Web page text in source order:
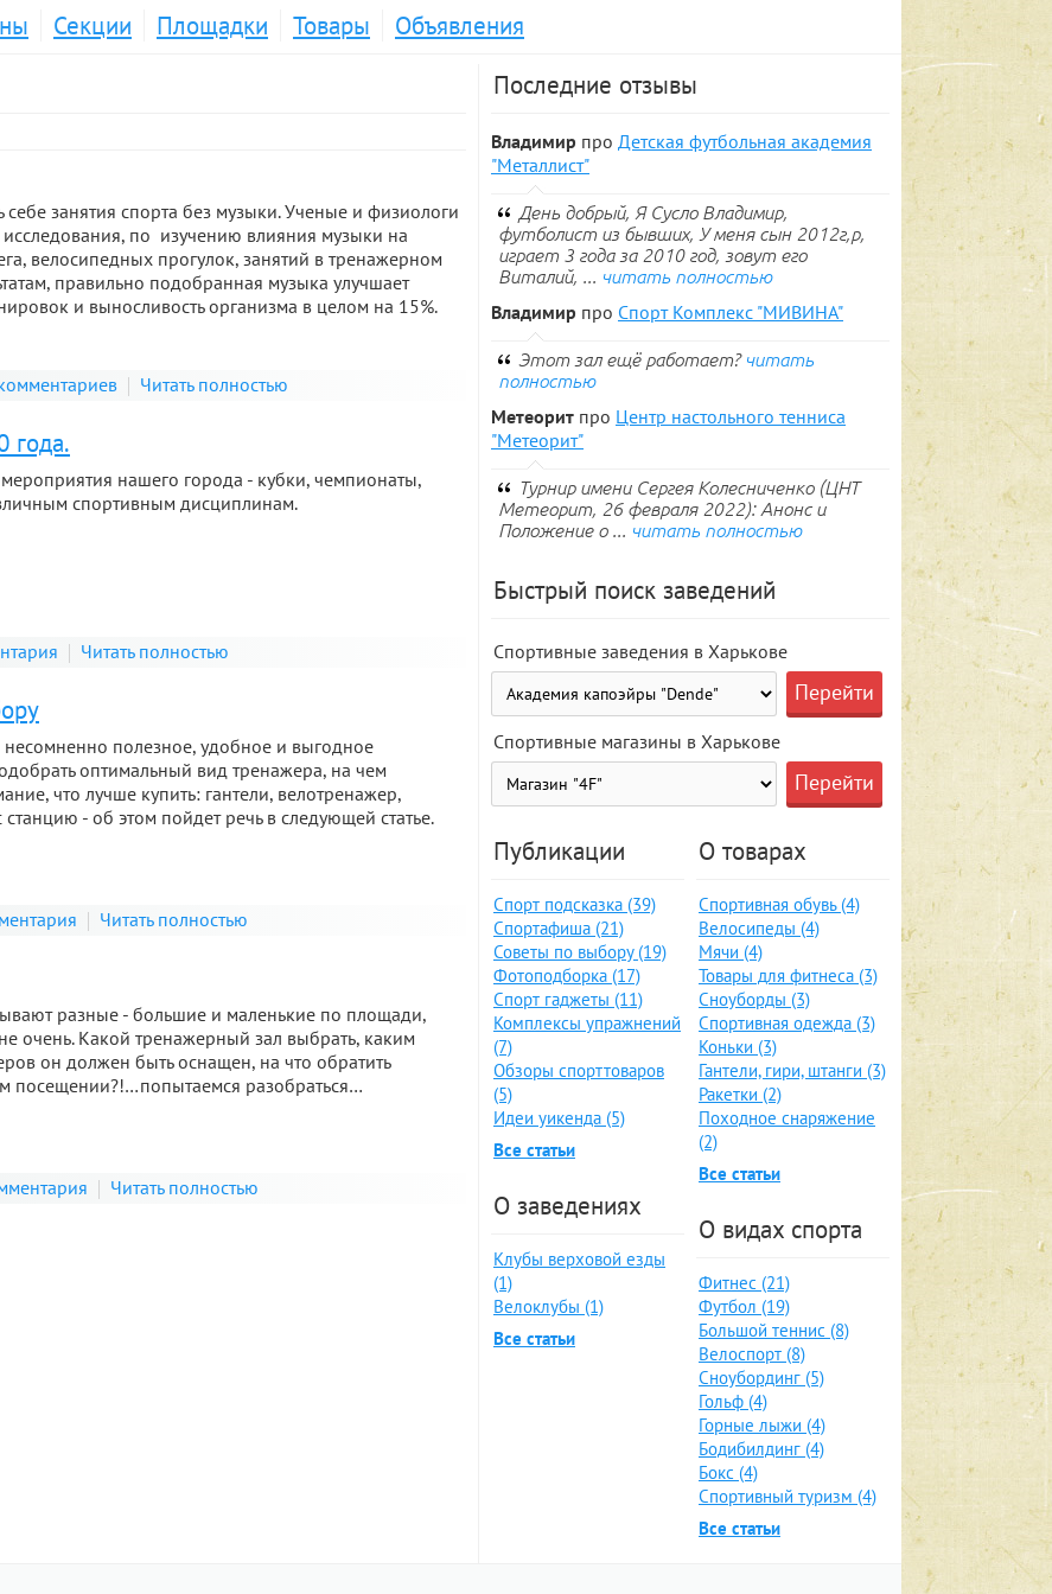
Секции Площадки Товары
Объявления
себе занятия спорта без музыки. Ученые и физиологи
по изучению влияния музыки на
велосипедных прогулок, занятий в тренажерном
правильно подобранная музыка улучшает
и выносливость организма в целом на 15%.
Читать полностью
года.
нашего города - кубки, чемпионаты,
спортивным дисциплинам.
Читать полностью
полезное, удобное и выгодное
оптимальный вид тренажера, на чем
что лучше купить: гантели, велотренажер,
- об этом пойдет речь в следующей статье.
Читать полностью
разные - большие и маленькие по площади,
очень. Какой тренажерный зал выбрать, каким
он должен быть оснащен, на что обратить
посещении?!…попытаемся разобраться…
Читать полностью
Последние отзывы
Владимир про Детская футбольная академия
"Металлист"
День добрый, Я Сусло Владимир,
футболист из бывших, У меня сын 2012г,р,
играет 3 года за 2010 год, зовут его
Виталий, ... читать полностью
Владимир про Спорт Комплекс "МИВИНА"
Этот зал ещё работает? читать
полностью
Метеорит про Центр настольного тенниса
"Метеорит"
Турнир имени Сергея Колесниченко (ЦНТ
Метеорит, 26 февраля 2022): Анонс и
Положение о ... читать полностью
Быстрый поиск заведений
Спортивные заведения в Харькове
Спортивные магазины в Харькове
Публикации
Спорт подсказка (39)
Спортафиша (21)
Советы по выбору (19)
Фотоподборка (17)
Спорт гаджеты (11)
Комплексы упражнений
(7)
Обзоры спорттоваров
(5)
Идеи уикенда (5)
Все статьи
О заведениях
Клубы верховой езды
(1)
Велоклубы (1)
Все статьи
О товарах
Спортивная обувь (4)
Велосипеды (4)
Мячи (4)
Товары для фитнеса (3)
Сноуборды (3)
Спортивная одежда (3)
Коньки (3)
Гантели, гири, штанги (3)
Ракетки (2)
Походное снаряжение
(2)
Все статьи
О видах спорта
Фитнес (21)
Футбол (19)
Большой теннис (8)
Велоспорт (8)
Сноубординг (5)
Гольф (4)
Горные лыжи (4)
Бодибилдинг (4)
Бокс (4)
Спортивный туризм (4)
Все статьи